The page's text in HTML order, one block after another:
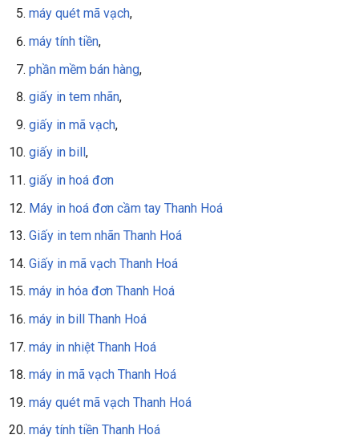
máy quét mã vạch,
máy tính tiền,
phần mềm bán hàng,
giấy in tem nhãn,
giấy in mã vạch,
giấy in bill ,
giấy in hoá đơn
Máy in hoá đơn cầm tay Thanh Hoá
Giấy in tem nhãn Thanh Hoá
Giấy in mã vạch Thanh Hoá
máy in hóa đơn Thanh Hoá
máy in bill Thanh Hoá
máy in nhiệt Thanh Hoá
máy in mã vạch Thanh Hoá
máy quét mã vạch Thanh Hoá
máy tính tiền Thanh Hoá